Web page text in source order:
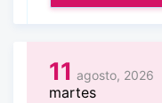
11 agosto, 2026
martes